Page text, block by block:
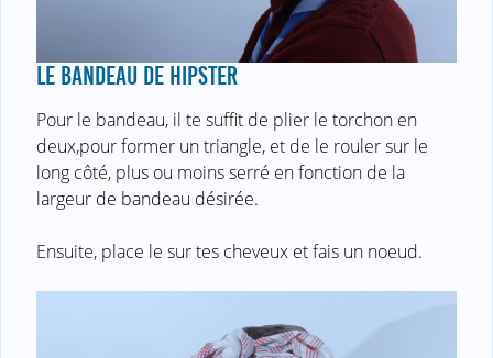
LE BANDEAU DE HIPSTER
Pour le bandeau, il te suffit de plier le torchon en
deux,pour former un triangle, et de le rouler sur le
long côté, plus ou moins serré en fonction de la
largeur de bandeau désirée.
Ensuite, place le sur tes cheveux et fais un noeud.